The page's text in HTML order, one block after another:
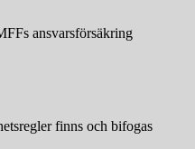
ansvarsförsäkring
finns och bifogas